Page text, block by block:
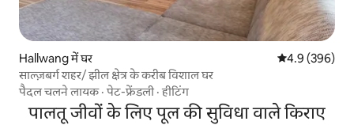
Hallwang में घर औसत रेटिंग 5 में
4.9 (396)
साल्ज़बर्ग शहर/ झील क्षेत्र के करीब विशाल घर
पैदल चलने लायक·पेट-फ्रेंडली ·हीटिंग
पालतू जीवों के लिए पूल की सुविधा वाले किराए